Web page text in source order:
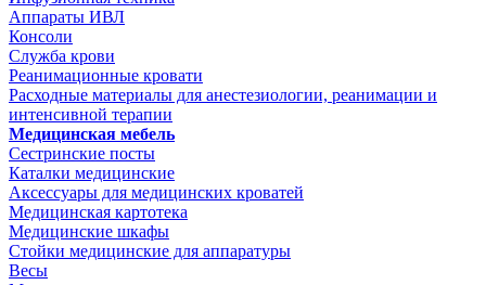
Аппараты ИВЛ
Консоли
Служба крови
Реанимационные кровати
Расходные материалы для анестезиологии, реанимации и
интенсивной терапии
Медицинская мебель
Сестринские посты
Каталки медицинские
Аксессуары для медицинских кроватей
Медицинская картотека
Медицинские шкафы
Стойки медицинские для аппаратуры
Весы